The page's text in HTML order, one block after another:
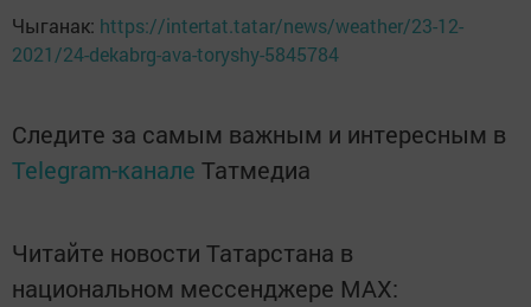
Чыганак: https://intertat.tatar/news/weather/23-12-
2021/24-dekabrg-ava-toryshy-5845784
Следите за самым важным и интересным в
Telegram-канале Татмедиа
Читайте новости Татарстана в
национальном мессенджере MАХ: